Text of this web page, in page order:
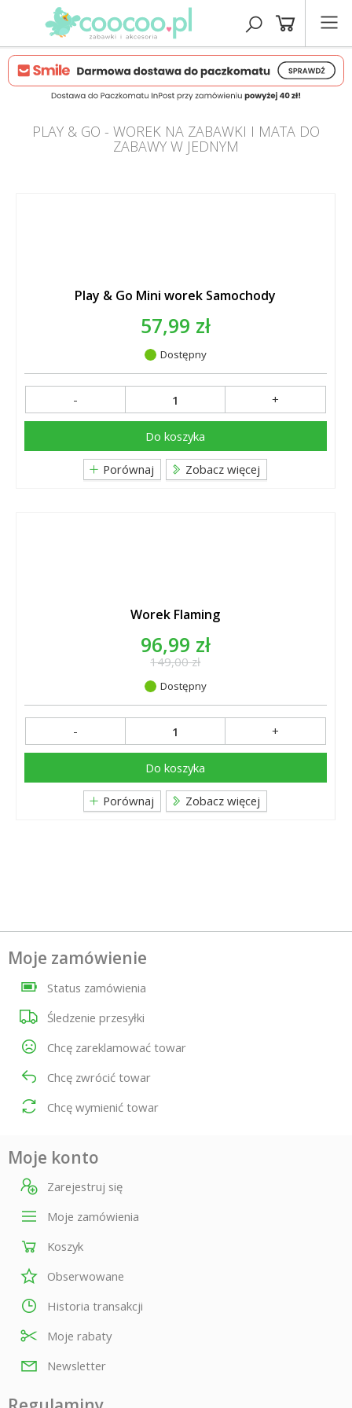
PLAY & GO - WOREK NA ZABAWKI I MATA DO
ZABAWY W JEDNYM
Play & Go Mini worek Samochody
57,99 zł
Dostępny
- +
Do koszyka
Porównaj Zobacz więcej
Worek Flaming
96,99 zł
149,00 zł
Dostępny
- +
Do koszyka
Porównaj Zobacz więcej
Moje zamówienie
Status zamówienia
Śledzenie przesyłki
Chcę zareklamować towar
Chcę zwrócić towar
Chcę wymienić towar
Moje konto
Zarejestruj się
Moje zamówienia
Koszyk
Obserwowane
Historia transakcji
Moje rabaty
Newsletter